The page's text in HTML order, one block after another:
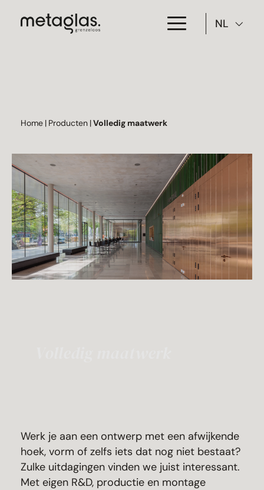
Projecten
Over Metaglas
Downloads
Contact
NL
Home | Producten |Volledig maatwerk
Werk je aan een ontwerp met een afwijkende
hoek, vorm of zelfs iets dat nog niet bestaat?
Zulke uitdagingen vinden we juist interessant.
Met eigen R&D, productie en montage